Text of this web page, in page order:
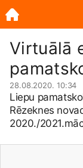
Virtuālā
28.08.2020. 10:34
Liepu
Rēzeknes
2020./